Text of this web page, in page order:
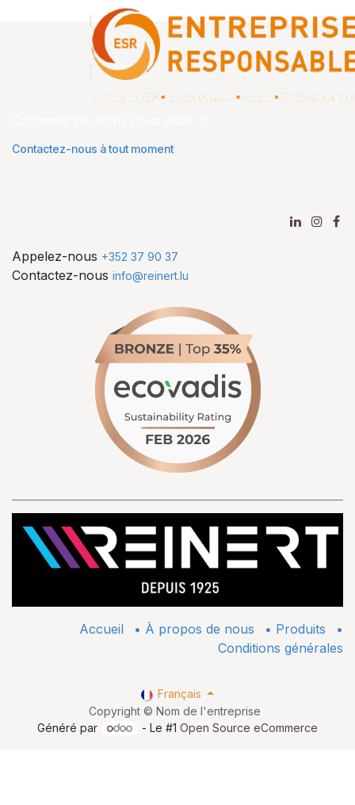
Contactez-nous à tout moment
Appelez-nous +352 37 90 37
Contactez-nous info@reinert.lu
Accueil • À propos de nous • ​Produits
•
Conditions générales
Copyright © Nom de l'entreprise
Français
Généré par - Le #1Open Source eCommerce